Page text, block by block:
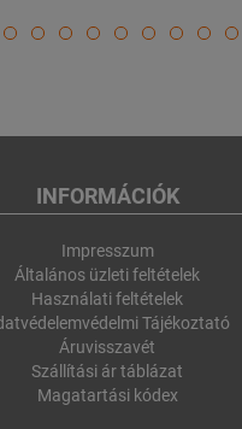
INFORMÁCIÓK
Impresszum
Általános üzleti feltételek
Használati feltételek
Tájékoztató
Áruvisszavét
Szállítási ár táblázat
Magatartási kódex